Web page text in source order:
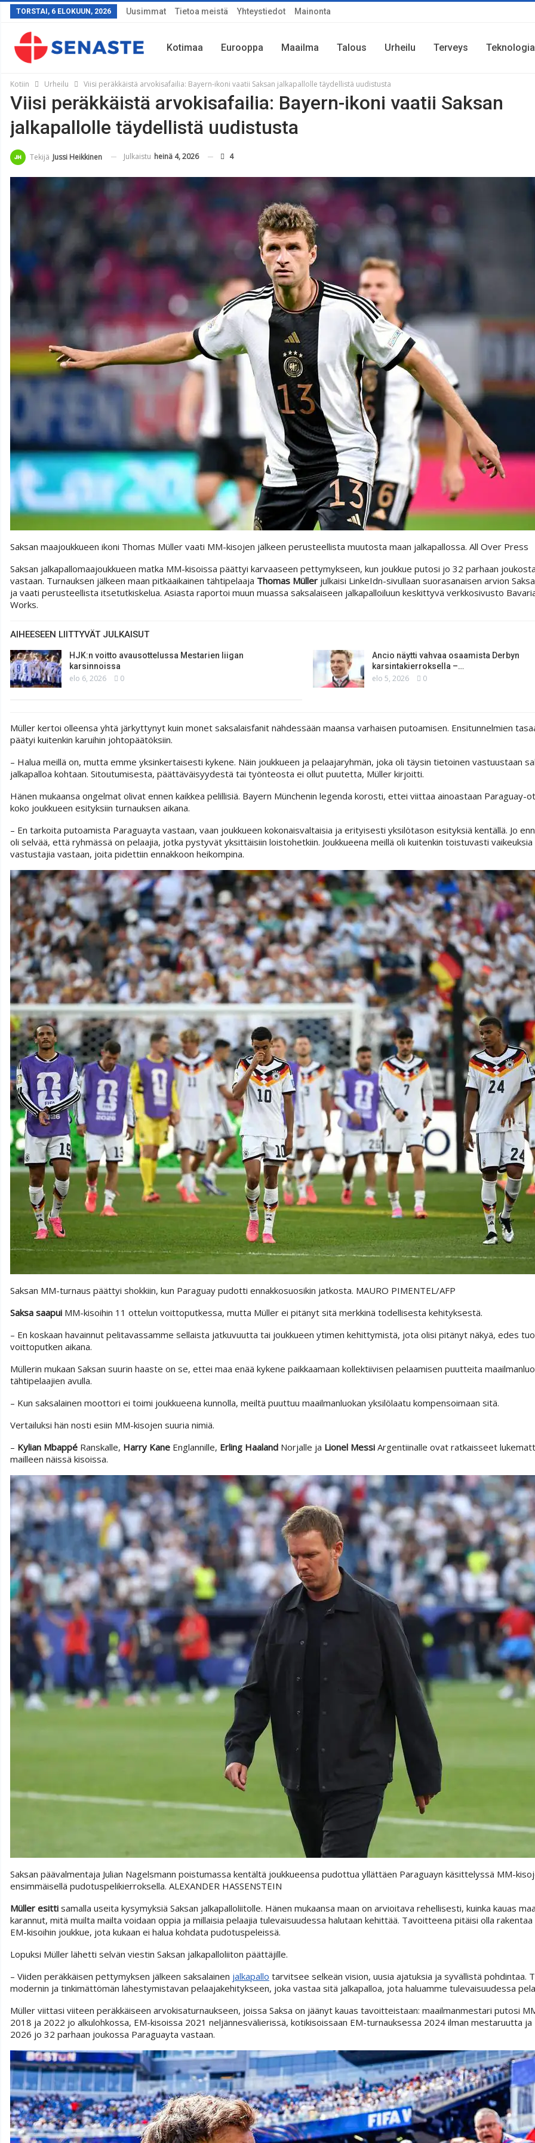
TORSTAI, 6 ELOKUUN, 2026 Uusimmat Tietoa meistä Yhteystiedot Mainonta
Kotimaa Eurooppa Maailma Talous Urheilu Terveys Teknologia
Sää
Kotiin Urheilu Viisi peräkkäistä arvokisafailia: Bayern-ikoni vaatii Saksan jalkapallolle täydellistä uudistusta
Viisi peräkkäistä arvokisafailia: Bayern-ikoni vaatii Saksan
jalkapallolle täydellistä uudistusta
Tekijä Jussi Heikkinen Julkaistu heinä 4, 2026 4
Saksan maajoukkueen ikoni Thomas Müller vaati MM-kisojen jälkeen perusteellista muutosta maan jalkapallossa. All Over Press
Saksan jalkapallomaajoukkueen matka MM-kisoissa päättyi karvaaseen pettymykseen, kun joukkue putosi jo 32 parhaan
vastaan. Turnauksen jälkeen maan pitkäaikainen tähtipelaaja Thomas Müller julkaisi LinkeIdn-sivullaan suorasanaisen arvion
ja vaati perusteellista itsetutkiskelua. Asiasta raportoi muun muassa saksalaiseen jalkapalloiluun keskittyvä verkkosivusto
Works.
AIHEESEEN LIITTYVÄT JULKAISUT
HJK:n voitto avausottelussa Mestarien liigan
karsinnoissa
elo 6, 2026 0
Ancio näytti vahvaa osaamista Derbyn
karsintakierroksella –…
elo 5, 2026 0
Müller kertoi olleensa yhtä järkyttynyt kuin monet saksalaisfanit nähdessään maansa varhaisen putoamisen. Ensitunnelmien
päätyi kuitenkin karuihin johtopäätöksiin.
– Halua meillä on, mutta emme yksinkertaisesti kykene. Näin joukkueen ja pelaajaryhmän, joka oli täysin tietoinen vastuustaan
jalkapalloa kohtaan. Sitoutumisesta, päättäväisyydestä tai työnteosta ei ollut puutetta, Müller kirjoitti.
Hänen mukaansa ongelmat olivat ennen kaikkea pelillisiä. Bayern Münchenin legenda korosti, ettei viittaa ainoastaan Paraguay-
koko joukkueen esityksiin turnauksen aikana.
– En tarkoita putoamista Paraguayta vastaan, vaan joukkueen kokonaisvaltaisia ja erityisesti yksilötason esityksiä kentällä. Jo
oli selvää, että ryhmässä on pelaajia, jotka pystyvät yksittäisiin loistohetkiin. Joukkueena meillä oli kuitenkin toistuvasti
vastustajia vastaan, joita pidettiin ennakkoon heikompina.
Saksan MM-turnaus päättyi shokkiin, kun Paraguay pudotti ennakkosuosikin jatkosta. MAURO PIMENTEL/AFP
Saksa saapui MM-kisoihin 11 ottelun voittoputkessa, mutta Müller ei pitänyt sitä merkkinä todellisesta kehityksestä.
– En koskaan havainnut pelitavassamme sellaista jatkuvuutta tai joukkueen ytimen kehittymistä, jota olisi pitänyt näkyä, edes
voittoputken aikana.
Müllerin mukaan Saksan suurin haaste on se, ettei maa enää kykene paikkaamaan kollektiivisen pelaamisen puutteita
tähtipelaajien avulla.
– Kun saksalainen moottori ei toimi joukkueena kunnolla, meiltä puuttuu maailmanluokan yksilölaatu kompensoimaan sitä.
Vertailuksi hän nosti esiin MM-kisojen suuria nimiä.
– Kylian Mbappé Ranskalle, Harry Kane Englannille, Erling Haaland Norjalle ja Lionel Messi Argentiinalle ovat ratkaisseet
mailleen näissä kisoissa.
Saksan päävalmentaja Julian Nagelsmann poistumassa kentältä joukkueensa pudottua yllättäen Paraguayn käsittelyssä MM-
ensimmäisellä pudotuspelikierroksella. ALEXANDER HASSENSTEIN
Müller esitti samalla useita kysymyksiä Saksan jalkapalloliitolle. Hänen mukaansa maan on arvioitava rehellisesti, kuinka kauas
karannut, mitä muilta mailta voidaan oppia ja millaisia pelaajia tulevaisuudessa halutaan kehittää. Tavoitteena pitäisi olla
EM-kisoihin joukkue, jota kukaan ei halua kohdata pudotuspeleissä.
Lopuksi Müller lähetti selvän viestin Saksan jalkapalloliiton päättäjille.
– Viiden peräkkäisen pettymyksen jälkeen saksalainen jalkapallo tarvitsee selkeän vision, uusia ajatuksia ja syvällistä pohdintaa.
modernin ja tinkimättömän lähestymistavan pelaajakehitykseen, joka vastaa sitä jalkapalloa, jota haluamme tulevaisuudessa
Müller viittasi viiteen peräkkäiseen arvokisaturnaukseen, joissa Saksa on jäänyt kauas tavoitteistaan: maailmanmestari putosi
2018 ja 2022 jo alkulohkossa, EM-kisoissa 2021 neljännesvälierissä, kotikisoissaan EM-turnauksessa 2024 ilman mestaruutta
2026 jo 32 parhaan joukossa Paraguayta vastaan.